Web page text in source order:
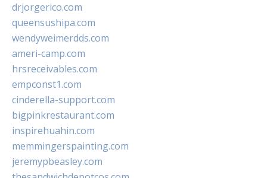
drjorgerico.com
queensushipa.com
wendyweimerdds.com
ameri-camp.com
hrsreceivables.com
empconst1.com
cinderella-support.com
bigpinkrestaurant.com
inspirehuahin.com
memmingerspainting.com
jeremypbeasley.com